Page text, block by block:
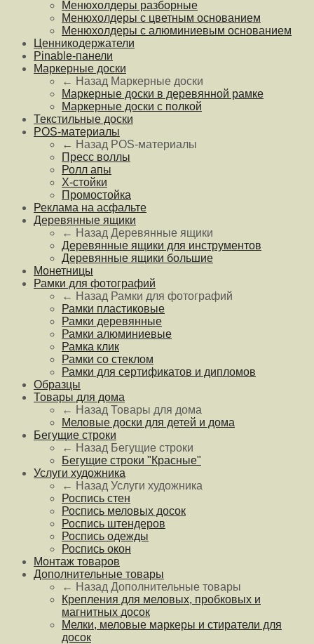
Менюхолдеры разборные
Менюхолдеры с цветным основанием
Менюхолдеры с алюминиевым основанием
Ценникодержатели
Pinable-панели
Маркерные доски
← Назад Маркерные доски
Маркерные доски в деревянной рамке
Маркерные доски с полкой
Текстильные доски
POS-материалы
← Назад POS-материалы
Пресс воллы
Ролл апы
Х-стойки
Промостойка
Реклама на асфальте
Деревянные ящики
← Назад Деревянные ящики
Деревянные ящики для инструментов
Деревянные ящики большие
Монетницы
Рамки для фотографий
← Назад Рамки для фотографий
Рамки пластиковые
Рамки деревянные
Рамки алюминиевые
Рамка клик
Рамки со стеклом
Рамки для сертификатов и дипломов
Образцы
Товары для дома
← Назад Товары для дома
Меловые доски для детей и дома
Бегущие строки
← Назад Бегущие строки
Бегущие строки "Красные"
Услуги художника
← Назад Услуги художника
Роспись стен
Роспись меловых досок
Роспись штендеров
Роспись одежды
Роспись окон
Монтаж товаров
Дополнительные товары
← Назад Дополнительные товары
Крепления для меловых, пробковых и
магнитных досок
Мелки, меловые маркеры и стиратели для
досок